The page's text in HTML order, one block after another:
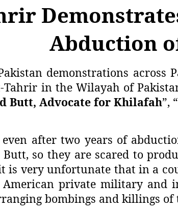
Abduction
demonstrations across
in the Wilayah of
Butt, Advocate for Khilafah”, “
after two years of
so they are scared to
is very unfortunate that in a
private military and
bombings and killings